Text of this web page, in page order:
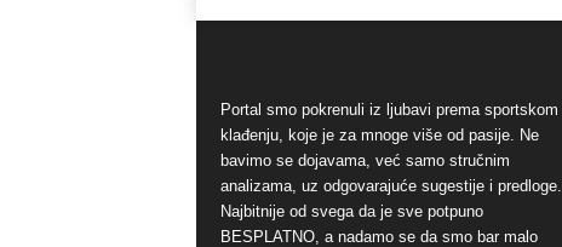
Portal smo pokrenuli iz ljubavi prema sportskom
klađenju, koje je za mnoge više od pasije. Ne
bavimo se dojavama, već samo stručnim
analizama, uz odgovarajuće sugestije i predloge.
Najbitnije od svega da je sve potpuno
BESPLATNO, a nadamo se da smo bar malo